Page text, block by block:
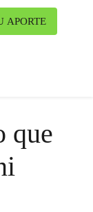
APORTE
que